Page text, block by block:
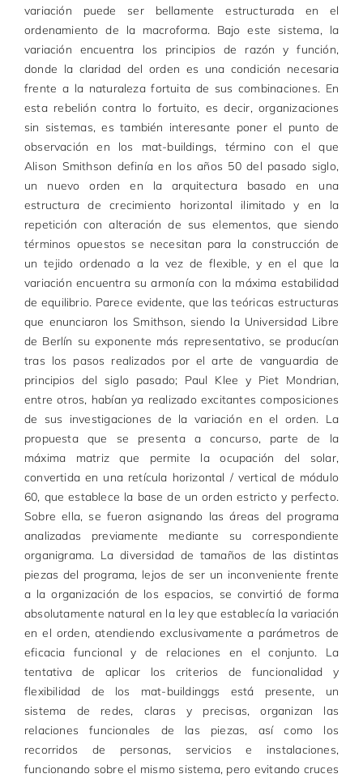
variación puede ser bellamente estructurada en el
ordenamiento de la macroforma. Bajo este sistema, la
variación encuentra los principios de razón y función,
donde la claridad del orden es una condición necesaria
frente a la naturaleza fortuita de sus combinaciones. En
esta rebelión contra lo fortuito, es decir, organizaciones
sin sistemas, es también interesante poner el punto de
observación en los mat-buildings, término con el que
Alison Smithson definía en los años 50 del pasado siglo,
un nuevo orden en la arquitectura basado en una
estructura de crecimiento horizontal ilimitado y en la
repetición con alteración de sus elementos, que siendo
términos opuestos se necesitan para la construcción de
un tejido ordenado a la vez de flexible, y en el que la
variación encuentra su armonía con la máxima estabilidad
de equilibrio. Parece evidente, que las teóricas estructuras
que enunciaron los Smithson, siendo la Universidad Libre
de Berlín su exponente más representativo, se producían
tras los pasos realizados por el arte de vanguardia de
principios del siglo pasado; Paul Klee y Piet Mondrian,
entre otros, habían ya realizado excitantes composiciones
de sus investigaciones de la variación en el orden. La
propuesta que se presenta a concurso, parte de la
máxima matriz que permite la ocupación del solar,
convertida en una retícula horizontal / vertical de módulo
60, que establece la base de un orden estricto y perfecto.
Sobre ella, se fueron asignando las áreas del programa
analizadas previamente mediante su correspondiente
organigrama. La diversidad de tamaños de las distintas
piezas del programa, lejos de ser un inconveniente frente
a la organización de los espacios, se convirtió de forma
absolutamente natural en la ley que establecía la variación
en el orden, atendiendo exclusivamente a parámetros de
eficacia funcional y de relaciones en el conjunto. La
tentativa de aplicar los criterios de funcionalidad y
flexibilidad de los mat-buildinggs está presente, un
sistema de redes, claras y precisas, organizan las
relaciones funcionales de las piezas, así como los
recorridos de personas, servicios e instalaciones,
funcionando sobre el mismo sistema, pero evitando cruces